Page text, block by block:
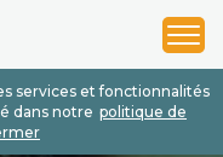
services et fonctionnalités
dans notre politique de
1
2
3